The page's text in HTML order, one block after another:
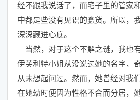
经不跟我说话了，而宅子里的管家
中都是些没有见识的蠢货。所以，
深深藏进心底。
当然，对于这个不解之谜，我也
伊芙利特小姐从没说过她的名字，
从未想起问过。然而，她曾经对我
在她幼时便因为性格不合而分居，